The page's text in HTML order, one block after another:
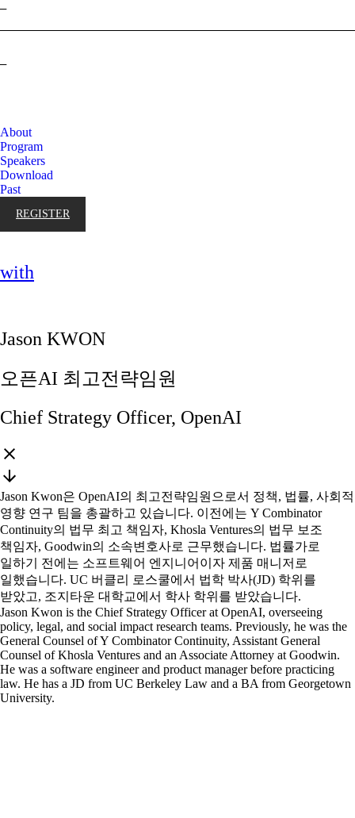
–
–
About
Program
Speakers
Download
Past
REGISTER
with
Jason KWON
오픈AI 최고전략임원
Chief Strategy Officer, OpenAI
Jason Kwon은 OpenAI의 최고전략임원으로서 정책, 법률, 사회적
영향 연구 팀을 총괄하고 있습니다. 이전에는 Y Combinator
Continuity의 법무 최고 책임자, Khosla Ventures의 법무 보조
책임자, Goodwin의 소속변호사로 근무했습니다. 법률가로
일하기 전에는 소프트웨어 엔지니어이자 제품 매니저로
일했습니다. UC 버클리 로스쿨에서 법학 박사(JD) 학위를
받았고, 조지타운 대학교에서 학사 학위를 받았습니다.
Jason Kwon is the Chief Strategy Officer at OpenAI, overseeing
policy, legal, and social impact research teams. Previously, he was the
General Counsel of Y Combinator Continuity, Assistant General
Counsel of Khosla Ventures and an Associate Attorney at Goodwin.
He was a software engineer and product manager before practicing
law. He has a JD from UC Berkeley Law and a BA from Georgetown
University.